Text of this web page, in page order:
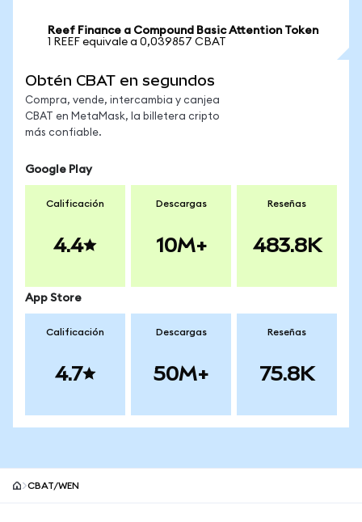
Reef Finance a Compound Basic Attention Token
1 REEF equivale a 0,039857 CBAT
Obtén CBAT en segundos
Compra, vende, intercambia y canjea
CBAT en MetaMask, la billetera cripto
más confiable.
Google Play
Calificación
4.4
Descargas
10M+
Reseñas
483.8K
App Store
Calificación
4.7
Descargas
50M+
Reseñas
75.8K
CBAT/WEN